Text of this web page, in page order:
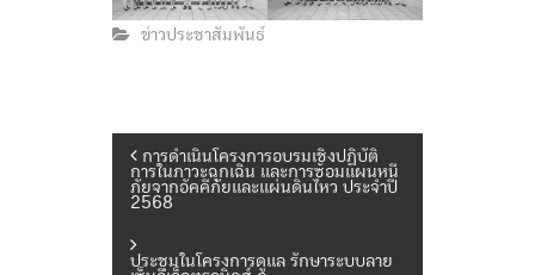
ข่าวประชาสัมพันธ์
แ
การดำเนินโครงการอบรมเชิงปฏิบัติ
การในภาวะฉุกเฉิน และการซ้อมแผนหนี
ภัยจากอัคคีภัยและแผ่นดินไหว ประจำปี
2568
ประชุมในโครงการดูแล รักษาระบบลาย